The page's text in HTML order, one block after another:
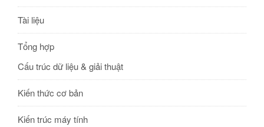
Tài liệu
Tổng hợp
Cấu trúc dữ liệu & giải thuật
Kiến thức cơ bản
Kiến trúc máy tính